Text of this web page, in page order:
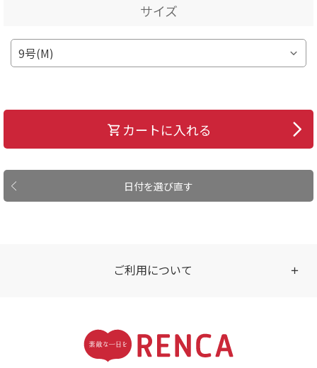
サイズ
日付を選び直す
カートに入れる
ご利用について
【ご注文（インターネット）】
24時間年中無休